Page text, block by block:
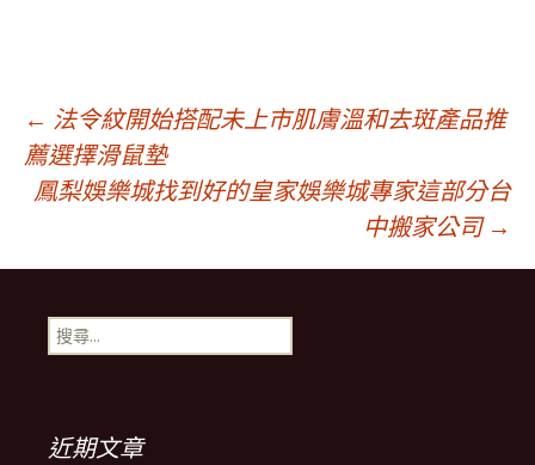
文
章
導
航
列
← 法令紋開始搭配未上市肌膚溫和去斑產品推
薦選擇滑鼠墊
鳳梨娛樂城找到好的皇家娛樂城專家這部分台
中搬家公司 →
搜
尋
近期文章